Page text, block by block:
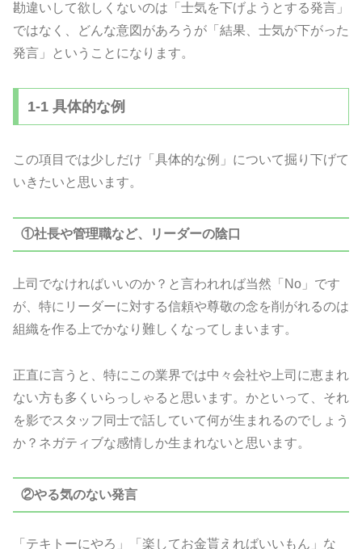
勘違いして欲しくないのは「士気を下げようとする発言」
ではなく、どんな意図があろうが「結果、士気が下がった
発言」ということになります。
1-1 具体的な例
この項目では少しだけ「具体的な例」について掘り下げて
いきたいと思います。
①社長や管理職など、リーダーの陰口
上司でなければいいのか？と言われれば当然「No」です
が、特にリーダーに対する信頼や尊敬の念を削がれるのは
組織を作る上でかなり難しくなってしまいます。
正直に言うと、特にこの業界では中々会社や上司に恵まれ
ない方も多くいらっしゃると思います。かといって、それ
を影でスタッフ同士で話していて何が生まれるのでしょう
か？ネガティブな感情しか生まれないと思います。
②やる気のない発言
「テキトーにやろ」「楽してお金貰えればいいもん」な